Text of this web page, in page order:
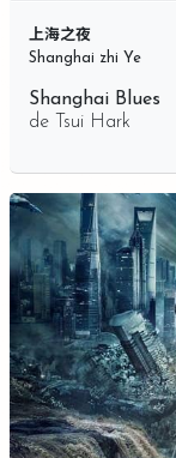
上海之夜
Shanghai zhi Ye
Shanghai Blues
de
Tsui Hark